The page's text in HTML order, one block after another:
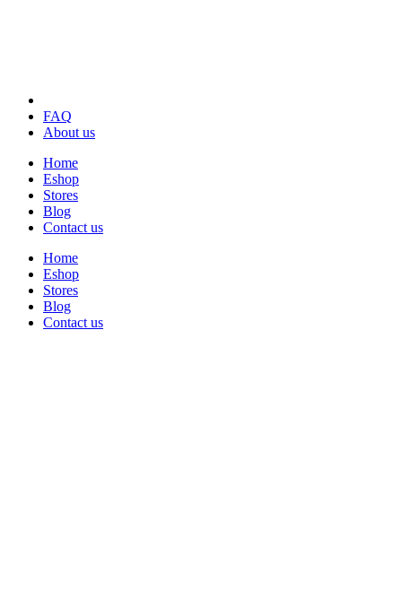
FAQ
About us
Home
Eshop
Stores
Blog
Contact us
Home
Eshop
Stores
Blog
Contact us